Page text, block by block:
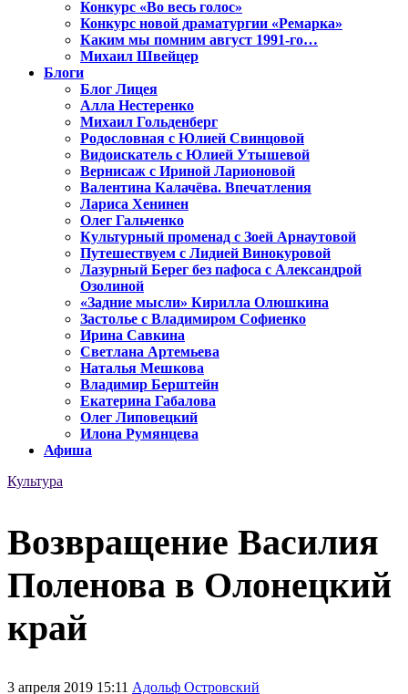
Конкурс «Во весь голос»
Конкурс новой драматургии «Ремарка»
Каким мы помним август 1991-го…
Михаил Швейцер
Блоги
Блог Лицея
Алла Нестеренко
Михаил Гольденберг
Родословная с Юлией Свинцовой
Видоискатель с Юлией Утышевой
Вернисаж с Ириной Ларионовой
Валентина Калачёва. Впечатления
Лариса Хенинен
Олег Гальченко
Культурный променад с Зоей Арнаутовой
Путешествуем с Лидией Винокуровой
Лазурный Берег без пафоса с Александрой
Озолиной
«Задние мысли» Кирилла Олюшкина
Застолье с Владимиром Софиенко
Ирина Савкина
Светлана Артемьева
Наталья Мешкова
Владимир Берштейн
Екатерина Габалова
Олег Липовецкий
Илона Румянцева
Афиша
Культура
Возвращение Василия
Поленова в Олонецкий
край
3 апреля 2019 15:11 Адольф Островский